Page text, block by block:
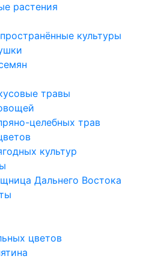
растения
культуры
травы
целебных трав
культур
Дальнего Востока
цветов